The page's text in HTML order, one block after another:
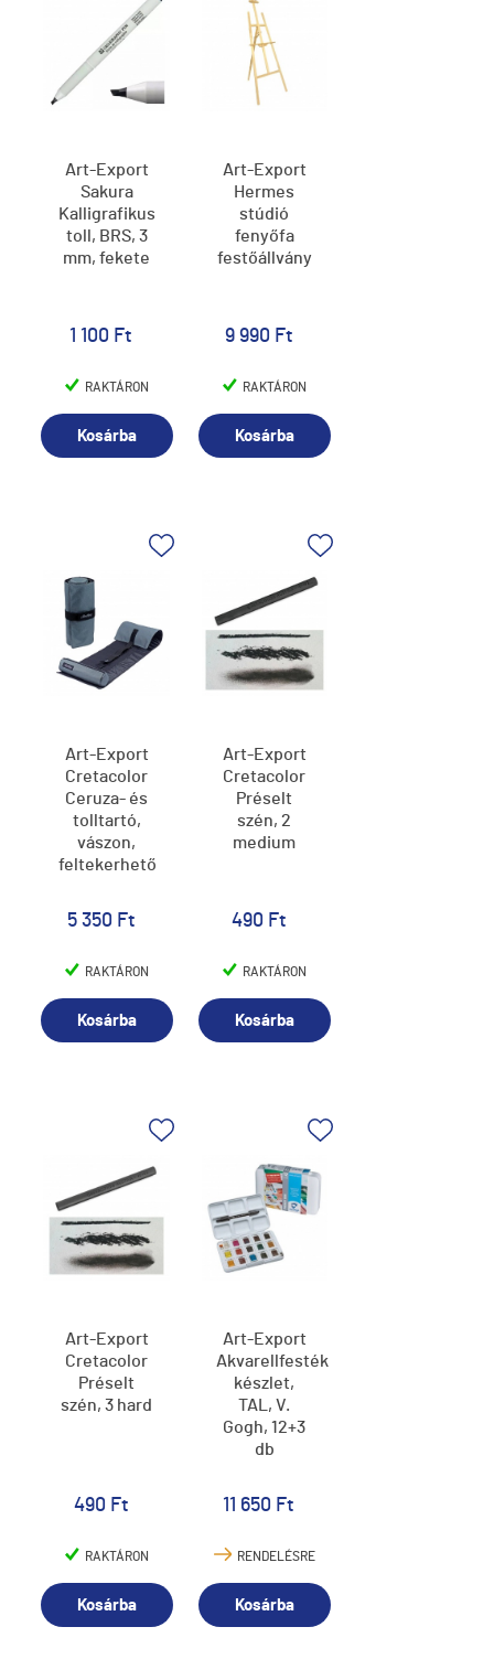
Art-Export
Sakura
Kalligrafikus
toll, BRS, 3
mm, fekete
1 100 Ft
RAKTÁRON
Kosárba
Art-Export
Hermes
stúdió
fenyőfa
festőállvány
9 990 Ft
RAKTÁRON
Kosárba
Art-Export
Cretacolor
Ceruza- és
tolltartó,
vászon,
feltekerhető
5 350 Ft
RAKTÁRON
Kosárba
Art-Export
Cretacolor
Préselt
szén, 2
medium
490 Ft
RAKTÁRON
Kosárba
Art-Export
Cretacolor
Préselt
szén, 3 hard
490 Ft
RAKTÁRON
Kosárba
Art-Export
Akvarellfesték
készlet,
TAL, V.
Gogh, 12+3
db
11 650 Ft
RENDELÉSRE
Kosárba